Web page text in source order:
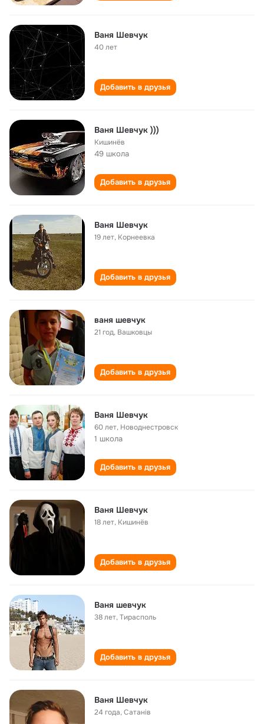
Ваня Шевчук
40 лет
Добавить в друзья
Ваня Шeвчук )))
Кишинёв
49 школа
Добавить в друзья
Ваня Шевчук
19 лет, Корнеевка
Добавить в друзья
ваня шевчук
21 год, Вашковцы
Добавить в друзья
Ваня Шевчук
60 лет, Новоднестровск
1 школа
Добавить в друзья
Ваня Шевчук
18 лет, Кишинёв
Добавить в друзья
Ваня шевчук
38 лет,Тирасполь
Добавить в друзья
Ваня Шевчук
24 года,Сатанів